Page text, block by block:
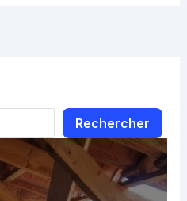
Rechercher